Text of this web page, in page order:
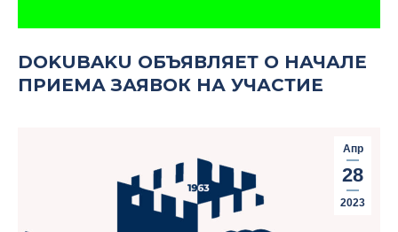
DOKUBAKU ОБЪЯВЛЯЕТ О НАЧАЛЕ
ПРИЕМА ЗАЯВОК НА УЧАСТИЕ
Апр
28
2023